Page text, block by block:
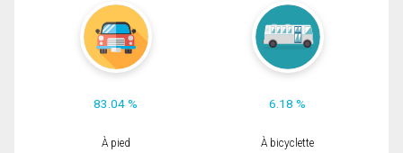
83.04 % 6.18 %
À pied À bicyclette